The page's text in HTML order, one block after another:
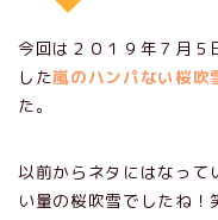
今回は２０１９年７月５
した嵐のハンパない桜吹
た。
以前からネタにはなって
い量の桜吹雪でしたね！